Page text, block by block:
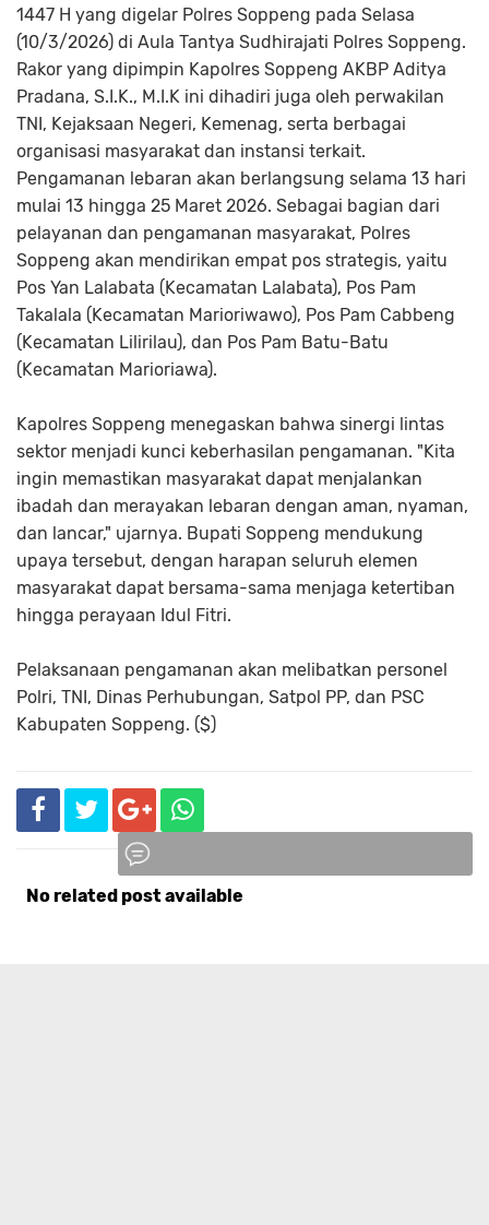
1447 H yang digelar Polres Soppeng pada Selasa
(10/3/2026) di Aula Tantya Sudhirajati Polres Soppeng.
Rakor yang dipimpin Kapolres Soppeng AKBP Aditya
Pradana, S.I.K., M.I.K ini dihadiri juga oleh perwakilan
TNI, Kejaksaan Negeri, Kemenag, serta berbagai
organisasi masyarakat dan instansi terkait.
Pengamanan lebaran akan berlangsung selama 13 hari
mulai 13 hingga 25 Maret 2026. Sebagai bagian dari
pelayanan dan pengamanan masyarakat, Polres
Soppeng akan mendirikan empat pos strategis, yaitu
Pos Yan Lalabata (Kecamatan Lalabata), Pos Pam
Takalala (Kecamatan Marioriwawo), Pos Pam Cabbeng
(Kecamatan Lilirilau), dan Pos Pam Batu-Batu
(Kecamatan Marioriawa).
Kapolres Soppeng menegaskan bahwa sinergi lintas
sektor menjadi kunci keberhasilan pengamanan. "Kita
ingin memastikan masyarakat dapat menjalankan
ibadah dan merayakan lebaran dengan aman, nyaman,
dan lancar," ujarnya. Bupati Soppeng mendukung
upaya tersebut, dengan harapan seluruh elemen
masyarakat dapat bersama-sama menjaga ketertiban
hingga perayaan Idul Fitri.
Pelaksanaan pengamanan akan melibatkan personel
Polri, TNI, Dinas Perhubungan, Satpol PP, dan PSC
Kabupaten Soppeng. ($)
No related post available